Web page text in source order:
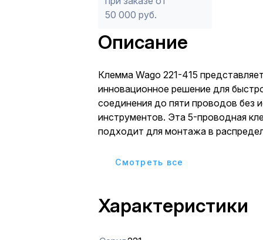
50 000 руб.
Описание
Клемма Wago 221-415
инновационное решение для
соединения до пяти проводов без
инструментов. Эта 5-проводная
подходит для монтажа в
требуется компактное и
различных применений, таких как
освещения, выключателей и
Cмотреть все
Характеристики